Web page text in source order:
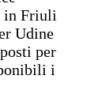
in Friuli
Udine
per
i